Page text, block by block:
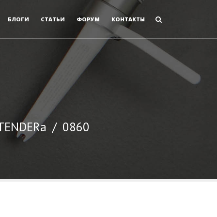
БЛОГИ СТАТЬИ ФОРУМ КОНТАКТЫ
/ 0860